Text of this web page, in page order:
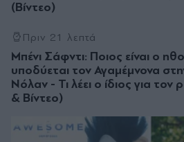
(Βίντεο)
Πριν 21 λεπτά
Μπένι Σάφντι: Ποιος είναι ο
υποδύεται τον Αγαμέμνονα
Νόλαν - Τι λέει ο ίδιος για τον
& Βίντεο)